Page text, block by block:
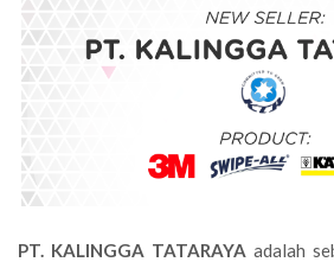
PT. KALINGGA TATARAYA adalah